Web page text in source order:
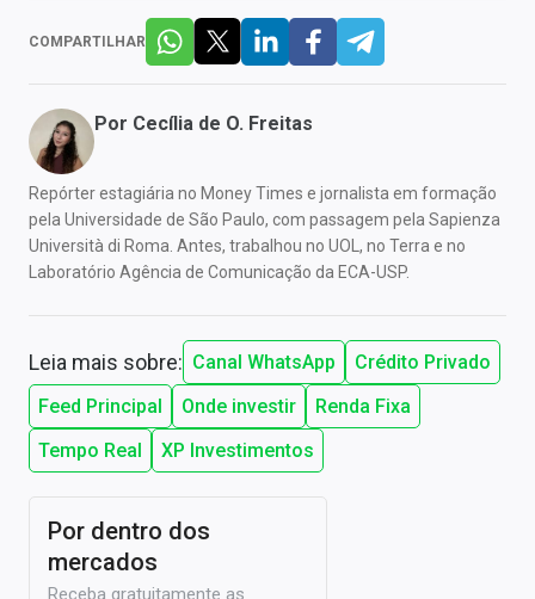
COMPARTILHAR
Por Cecília de O. Freitas
Repórter estagiária no Money Times e jornalista em formação
pela Universidade de São Paulo, com passagem pela Sapienza
Università di Roma. Antes, trabalhou no UOL, no Terra e no
Laboratório Agência de Comunicação da ECA-USP.
Leia mais sobre: Canal WhatsApp
Crédito Privado
Feed Principal
Onde investir
Renda Fixa
Tempo Real
XP Investimentos
Por dentro dos
mercados
Receba gratuitamente as